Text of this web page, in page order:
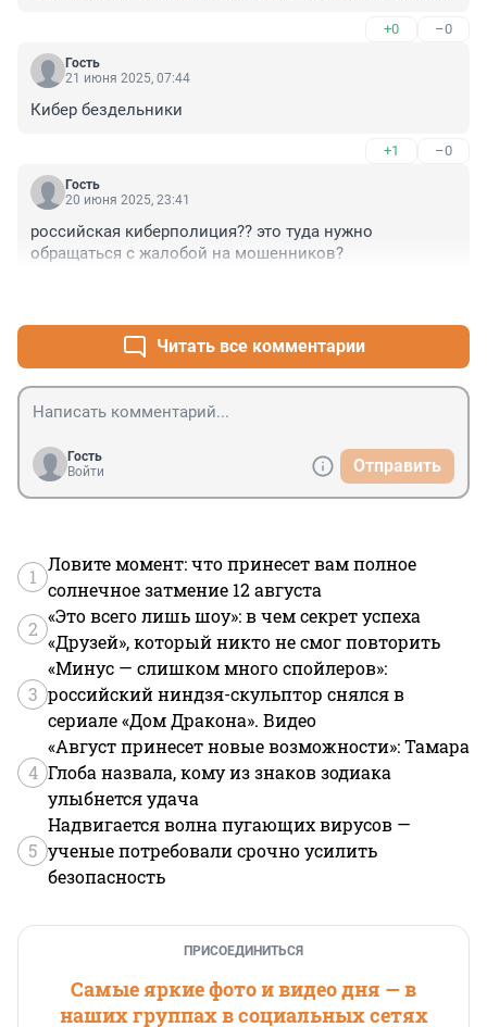
+0 –0
Гость
21 июня 2025, 07:44
Кибер бездельники
+1 –0
Гость
20 июня 2025, 23:41
российская киберполиция?? это туда нужно
обращаться с жалобой на мошенников?
Читать все комментарии
Гость
Войти
Отправить
1
Ловите момент: что принесет вам полное
солнечное затмение 12 августа
2
«Это всего лишь шоу»: в чем секрет успеха
«Друзей», который никто не смог повторить
3
«Минус — слишком много спойлеров»:
российский ниндзя-скульптор снялся в
сериале «Дом Дракона». Видео
4
«Август принесет новые возможности»: Тамара
Глоба назвала, кому из знаков зодиака
улыбнется удача
5
Надвигается волна пугающих вирусов —
ученые потребовали срочно усилить
безопасность
ПРИСОЕДИНИТЬСЯ
Самые яркие фото и видео дня — в
наших группах в социальных сетях